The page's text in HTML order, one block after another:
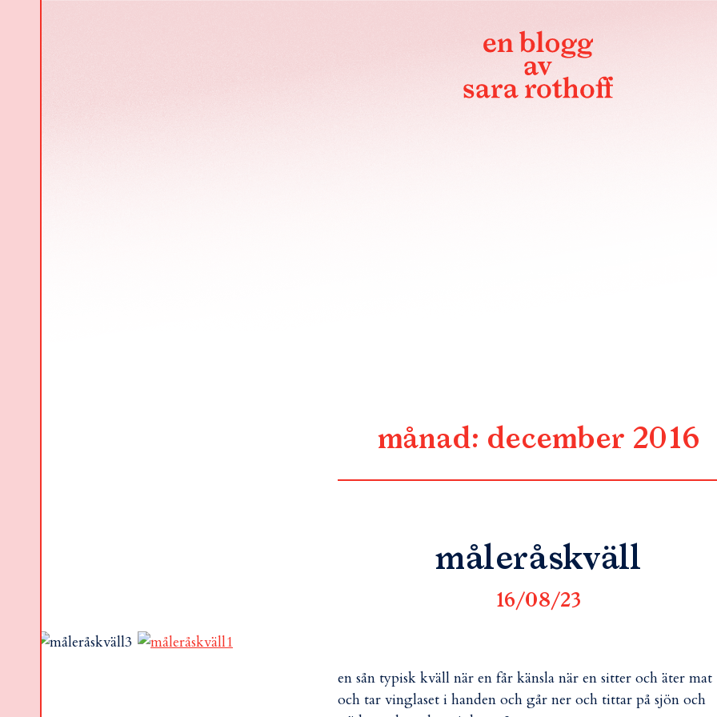
månad: december 2016
måleråskväll
16/08/23
en sån typisk kväll när en får känsla när en sitter och äter mat
och tar vinglaset i handen och går ner och tittar på sjön och